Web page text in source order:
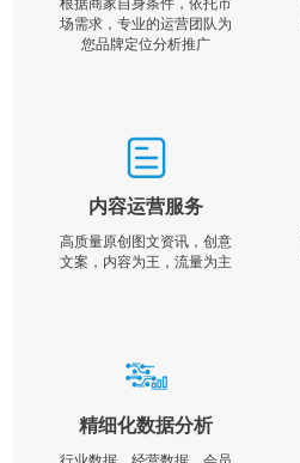
根据商家自身条件，依托市
场需求，专业的运营团队为
您品牌定位分析推广
内容运营服务
高质量原创图文资讯，创意
文案，内容为王，流量为主
精细化数据分析